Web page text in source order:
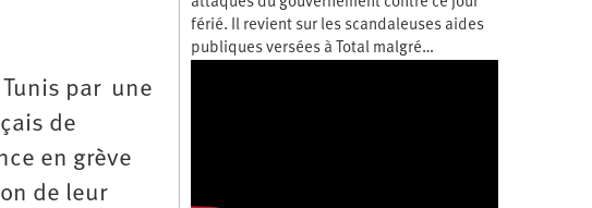
Tunis par une
de
en grève
de leur
férié. Il revient sur les scandaleuses aides
publiques versées à Total malgré…